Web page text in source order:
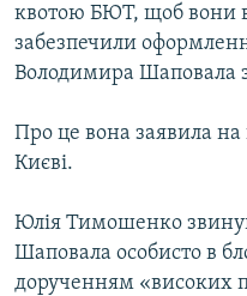
РУС
УКР
ДОЛУЧАЙСЯ!
квотою БЮТ, щоб вони
забезпечили
Володимира Шаповала
Про це вона заявила
Києвi.
Юлія Тимошенко
Шаповала особисто в
дорученням «високих